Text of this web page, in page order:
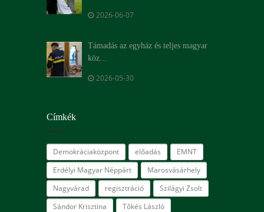
2026-06-07
Támadás az egyház és teljes magyar
köz...
2026-05-30
Címkék
Demokráciaközpont előadás
EMNT
Erdélyi Magyar Néppárt
Marosvásárhely
Nagyvárad
regisztráció
Szilágyi Zsolt
Sándor Krisztina
Tőkés László